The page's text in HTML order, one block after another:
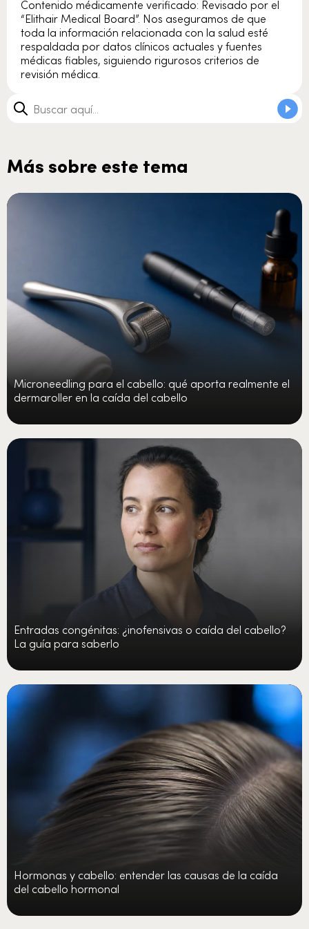
Contenido médicamente verificado: Revisado por el
“Elithair Medical Board”. Nos aseguramos de que
toda la información relacionada con la salud esté
respaldada por datos clínicos actuales y fuentes
médicas fiables, siguiendo rigurosos criterios de
revisión médica.
Más sobre este tema
Microneedling para el cabello: qué aporta realmente el
dermaroller en la caída del cabello
Entradas congénitas: ¿inofensivas o caída del cabello?
La guía para saberlo
Hormonas y cabello: entender las causas de la caída
del cabello hormonal